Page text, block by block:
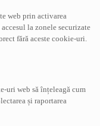
web prin activarea
la zonele securizate
fără aceste cookie-uri.
uri web să înțeleagă cum
și raportarea